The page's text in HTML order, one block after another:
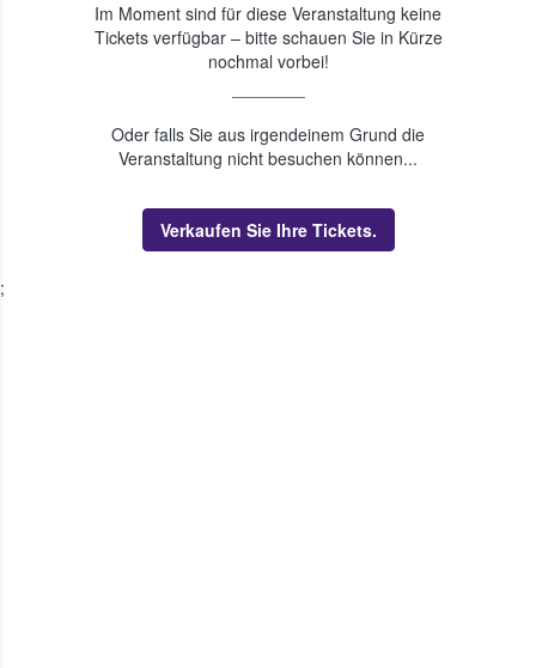
Im Moment sind für diese Veranstaltung keine
Tickets verfügbar – bitte schauen Sie in Kürze
nochmal vorbei!
Oder falls Sie aus irgendeinem Grund die
Veranstaltung nicht besuchen können...
Verkaufen Sie Ihre Tickets.
;